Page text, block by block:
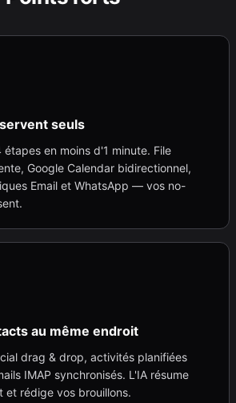
seuls
étapes en moins d'1 minute. File
Google Calendar bidirectionnel,
Email et WhatsApp — vos no-
au même endroit
drag & drop, activités planifiées
IMAP synchronisés. L'IA résume
et rédige vos brouillons.